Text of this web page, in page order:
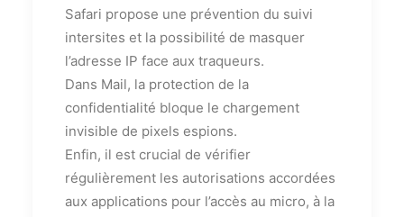
Safari propose une prévention du suivi
intersites et la possibilité de masquer
l’adresse IP face aux traqueurs.
Dans Mail, la protection de la
confidentialité bloque le chargement
invisible de pixels espions.
Enfin, il est crucial de vérifier
régulièrement les autorisations accordées
aux applications pour l’accès au micro, à la